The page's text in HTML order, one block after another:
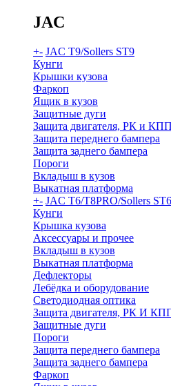
JAC
+- JAC T9/Sollers ST9
Кунги
Крышки кузова
Фаркоп
Ящик в кузов
Защитные дуги
Защита двигателя, РК и КПП
Защита переднего бампера
Защита заднего бампера
Пороги
Вкладыш в кузов
Выкатная платформа
+- JAC T6/T8PRO/Sollers ST6
Кунги
Крышка кузова
Аксессуары и прочее
Вкладыш в кузов
Выкатная платформа
Дефлекторы
Лебёдка и оборудование
Светодиодная оптика
Защита двигателя, РК И
Защитные дуги
Пороги
Защита переднего бампера
Защита заднего бампера
Фаркоп